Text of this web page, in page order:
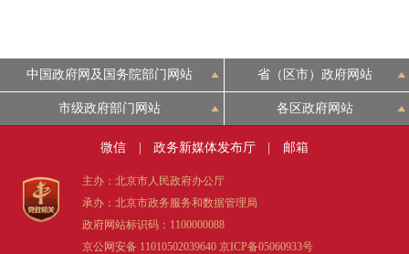
中国政府网及国务院部门网站 省（区市）政府网站
市级政府部门网站 各区政府网站
微信 政务新媒体发布厅 邮箱
主办：北京市人民政府办公厅
承办：北京市政务服务和数据管理局
政府网站标识码：1100000088
京公网安备 11010502039640 京ICP备05060933号